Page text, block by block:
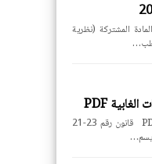
المشتركة (نظرية
قانون رقم 23-21 يتعلق بالغابات والثروات الغابية PDF قانون رقم 23-21